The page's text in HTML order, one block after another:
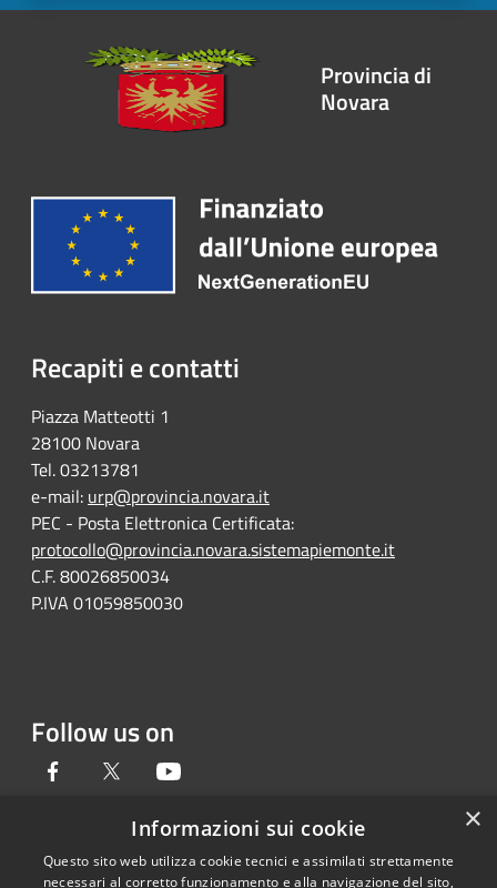
Provincia di
Novara
Recapiti e contatti
Piazza Matteotti 1
28100 Novara
Tel. 03213781
e-mail: urp@provincia.novara.it
PEC - Posta Elettronica Certificata:
protocollo@provincia.novara.sistemapiemonte.it
C.F. 80026850034
P.IVA 01059850030
Follow us on
Facebook Twitter
RSS Copyright © 2026 • Provincia di
×
Informazioni sui cookie
Questo sito web utilizza cookie tecnici e assimilati strettamente
necessari al corretto funzionamento e alla navigazione del sito,